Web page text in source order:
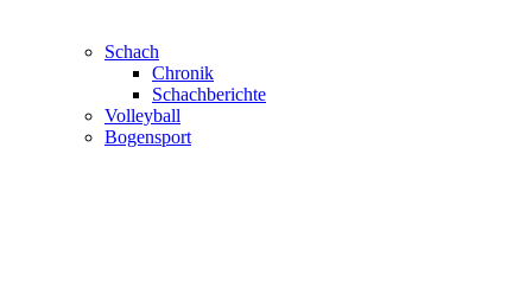
Schach
Chronik
Schachberichte
Volleyball
Bogensport